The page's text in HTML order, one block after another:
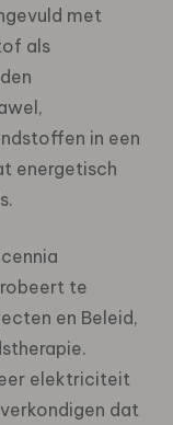
met
als
in een
energetisch
te
en Beleid,
elektriciteit
dat